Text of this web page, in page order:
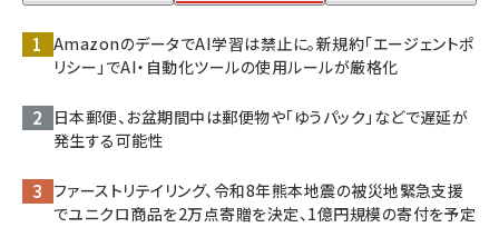
AmazonのデータでAI学習は禁止に。新規約「エージェントポ
リシー」でAI・自動化ツールの使用ルールが厳格化
日本郵便、お盆期間中は郵便物や「ゆうパック」などで遅延が
発生する可能性
ファーストリテイリング、令和8年熊本地震の被災地緊急支援
でユニクロ商品を2万点寄贈を決定、1億円規模の寄付を予定